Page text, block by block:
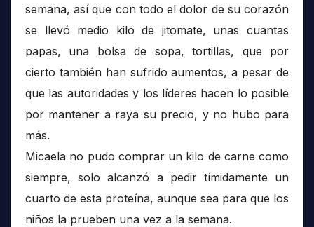
semana, así que con todo el dolor de su corazón
se llevó medio kilo de jitomate, unas cuantas
papas, una bolsa de sopa, tortillas, que por
cierto también han sufrido aumentos, a pesar de
que las autoridades y los líderes hacen lo posible
por mantener a raya su precio, y no hubo para
más.
Micaela no pudo comprar un kilo de carne como
siempre, solo alcanzó a pedir tímidamente un
cuarto de esta proteína, aunque sea para que los
niños la prueben una vez a la semana.